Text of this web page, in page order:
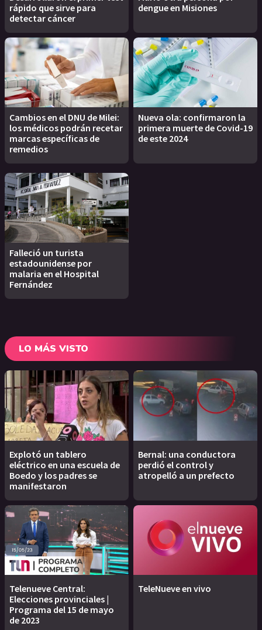
rápido que sirve para
detectar cáncer
dengue en Misiones
Cambios en el DNU de Milei:
los médicos podrán recetar
marcas específicas de
remedios
Nueva ola: confirmaron la
primera muerte de Covid-19
de este 2024
Falleció un turista
estadounidense por
malaria en el Hospital
Fernández
LO MÁS VISTO
Explotó un tablero
eléctrico en una escuela de
Boedo y los padres se
manifestaron
Bernal: una conductora
perdió el control y
atropelló a un prefecto
Telenueve Central:
Elecciones provinciales |
Programa del 15 de mayo
de 2023
TeleNueve en vivo